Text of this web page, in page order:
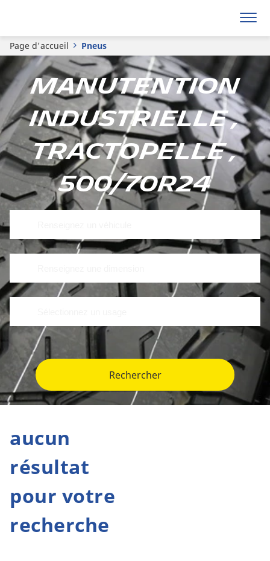
Page d'accueil Pneus
Manutention
Industrielle ,
Tractopelle ,
500/70R24
Rechercher
aucun
résultat
pour votre
recherche